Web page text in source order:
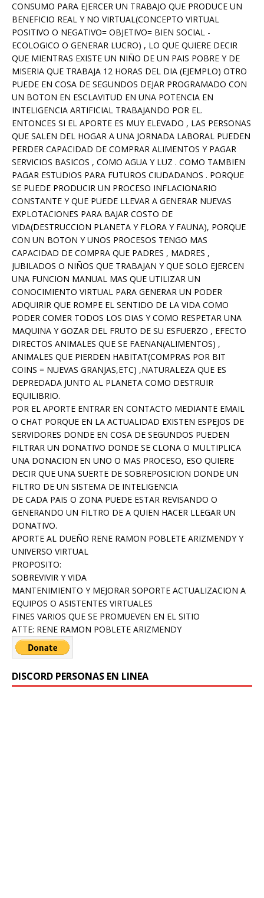
CONSUMO PARA EJERCER UN TRABAJO QUE PRODUCE UN
BENEFICIO REAL Y NO VIRTUAL(CONCEPTO VIRTUAL
POSITIVO O NEGATIVO= OBJETIVO= BIEN SOCIAL -
ECOLOGICO O GENERAR LUCRO) , LO QUE QUIERE DECIR
QUE MIENTRAS EXISTE UN NIÑO DE UN PAIS POBRE Y DE
MISERIA QUE TRABAJA 12 HORAS DEL DIA (EJEMPLO) OTRO
PUEDE EN COSA DE SEGUNDOS DEJAR PROGRAMADO CON
UN BOTON EN ESCLAVITUD EN UNA POTENCIA EN
INTELIGENCIA ARTIFICIAL TRABAJANDO POR EL.
ENTONCES SI EL APORTE ES MUY ELEVADO , LAS PERSONAS
QUE SALEN DEL HOGAR A UNA JORNADA LABORAL PUEDEN
PERDER CAPACIDAD DE COMPRAR ALIMENTOS Y PAGAR
SERVICIOS BASICOS , COMO AGUA Y LUZ . COMO TAMBIEN
PAGAR ESTUDIOS PARA FUTUROS CIUDADANOS . PORQUE
SE PUEDE PRODUCIR UN PROCESO INFLACIONARIO
CONSTANTE Y QUE PUEDE LLEVAR A GENERAR NUEVAS
EXPLOTACIONES PARA BAJAR COSTO DE
VIDA(DESTRUCCION PLANETA Y FLORA Y FAUNA), PORQUE
CON UN BOTON Y UNOS PROCESOS TENGO MAS
CAPACIDAD DE COMPRA QUE PADRES , MADRES ,
JUBILADOS O NIÑOS QUE TRABAJAN Y QUE SOLO EJERCEN
UNA FUNCION MANUAL MAS QUE UTILIZAR UN
CONOCIMIENTO VIRTUAL PARA GENERAR UN PODER
ADQUIRIR QUE ROMPE EL SENTIDO DE LA VIDA COMO
PODER COMER TODOS LOS DIAS Y COMO RESPETAR UNA
MAQUINA Y GOZAR DEL FRUTO DE SU ESFUERZO , EFECTO
DIRECTOS ANIMALES QUE SE FAENAN(ALIMENTOS) ,
ANIMALES QUE PIERDEN HABITAT(COMPRAS POR BIT
COINS = NUEVAS GRANJAS,ETC) ,NATURALEZA QUE ES
DEPREDADA JUNTO AL PLANETA COMO DESTRUIR
EQUILIBRIO.
POR EL APORTE ENTRAR EN CONTACTO MEDIANTE EMAIL
O CHAT PORQUE EN LA ACTUALIDAD EXISTEN ESPEJOS DE
SERVIDORES DONDE EN COSA DE SEGUNDOS PUEDEN
FILTRAR UN DONATIVO DONDE SE CLONA O MULTIPLICA
UNA DONACION EN UNO O MAS PROCESO, ESO QUIERE
DECIR QUE UNA SUERTE DE SOBREPOSICION DONDE UN
FILTRO DE UN SISTEMA DE INTELIGENCIA
DE CADA PAIS O ZONA PUEDE ESTAR REVISANDO O
GENERANDO UN FILTRO DE A QUIEN HACER LLEGAR UN
DONATIVO.
APORTE AL DUEÑO RENE RAMON POBLETE ARIZMENDY Y
UNIVERSO VIRTUAL
PROPOSITO:
SOBREVIVIR Y VIDA
MANTENIMIENTO Y MEJORAR SOPORTE ACTUALIZACION A
EQUIPOS O ASISTENTES VIRTUALES
FINES VARIOS QUE SE PROMUEVEN EN EL SITIO
ATTE: RENE RAMON POBLETE ARIZMENDY
DISCORD PERSONAS EN LINEA